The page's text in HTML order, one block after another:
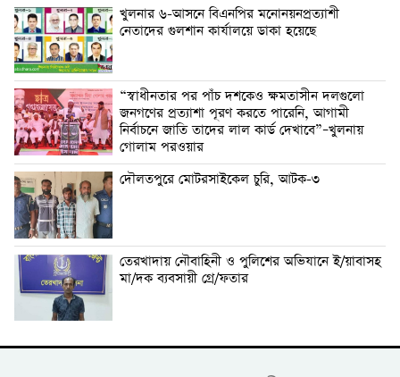
খুলনার ৬-আসনে বিএনপির মনোনয়নপ্রত্যাশী
নেতাদের গুলশান কার্যালয়ে ডাকা হয়েছে
“স্বাধীনতার পর পাঁচ দশকেও ক্ষমতাসীন দলগুলো
জনগণের প্রত্যাশা পূরণ করতে পারেনি, আগামী
নির্বাচনে জাতি তাদের লাল কার্ড দেখাবে”–খুলনায়
গোলাম পরওয়ার
দৌলতপুরে মোটরসাইকেল চুরি, আটক-৩
তেরখাদায় নৌবাহিনী ও পুলিশের অভিযানে ই/য়াবাসহ
মা/দক ব্যবসায়ী গ্রে/ফতার